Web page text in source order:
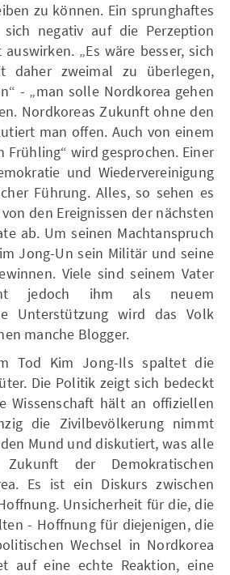
zu können. Ein sprunghaftes
negativ auf die Perzeption
„Es wäre besser, sich
daher zweimal zu überlegen,
- „man solle Nordkorea gehen
Nordkoreas Zukunft ohne den
man offen. Auch von einem
Frühling“ wird gesprochen. Einer
und Wiedervereinigung
Führung. Alles, so sehen es
den Ereignissen der nächsten
ab. Um seinen Machtanspruch
Jong-Un sein Militär und seine
Viele sind seinem Vater
jedoch ihm als neuem
Unterstützung wird das Volk
manche Blogger.
Tod Kim Jong-Ils spaltet die
Die Politik zeigt sich bedeckt
Wissenschaft hält an offiziellen
die Zivilbevölkerung nimmt
Mund und diskutiert, was alle
der Demokratischen
Es ist ein Diskurs zwischen
Unsicherheit für die, die
- Hoffnung für diejenigen, die
Wechsel in Nordkorea
auf eine echte Reaktion, eine